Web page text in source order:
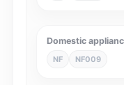
Domestic
NF NF009